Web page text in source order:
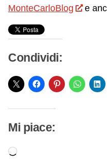
MonteCarloBlog
e
Condividi:
Mi piace:
Caricamento